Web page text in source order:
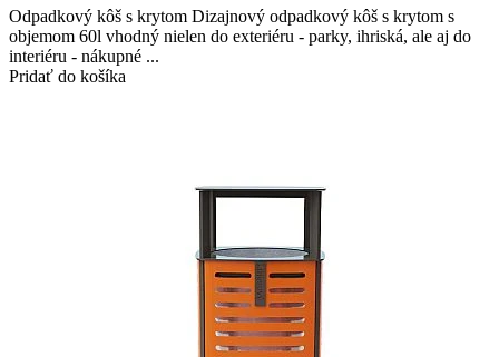
Odpadkový kôš s krytom Dizajnový odpadkový kôš s krytom s
objemom 60l vhodný nielen do exteriéru - parky, ihriská, ale aj do
interiéru - nákupné ...
Pridať do košíka